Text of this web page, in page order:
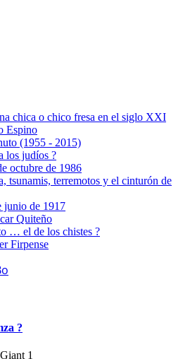
chica o chico fresa en el siglo XXI
Espino
(1955 - 2015)
los judíos ?
octubre de 1986
tsunamis, terremotos y el cinturón de
junio de 1917
Quiteño
… el de los chistes ?
Firpense
?